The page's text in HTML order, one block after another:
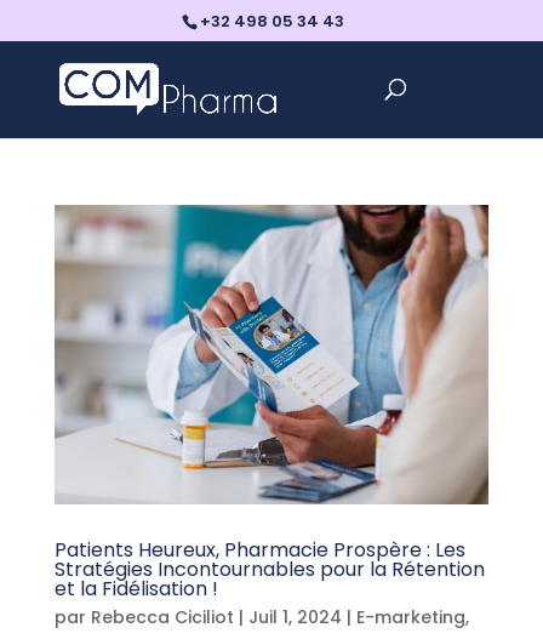
+32 498 05 34 43
Patients Heureux, Pharmacie Prospère : Les
Stratégies Incontournables pour la Rétention
et la Fidélisation !
par Rebecca Ciciliot | Juil 1, 2024 | E-marketing,